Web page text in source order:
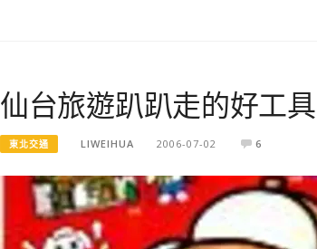
仙台旅遊趴趴走的好工
東北交通 LIWEIHUA 2006-07-02 6